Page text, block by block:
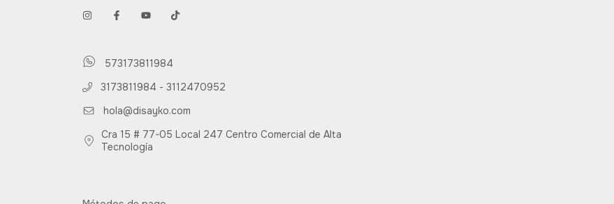
573173811984
3173811984 - 3112470952
hola@disayko.com
Cra 15 # 77-05 Local 247 Centro Comercial de Alta
Tecnología